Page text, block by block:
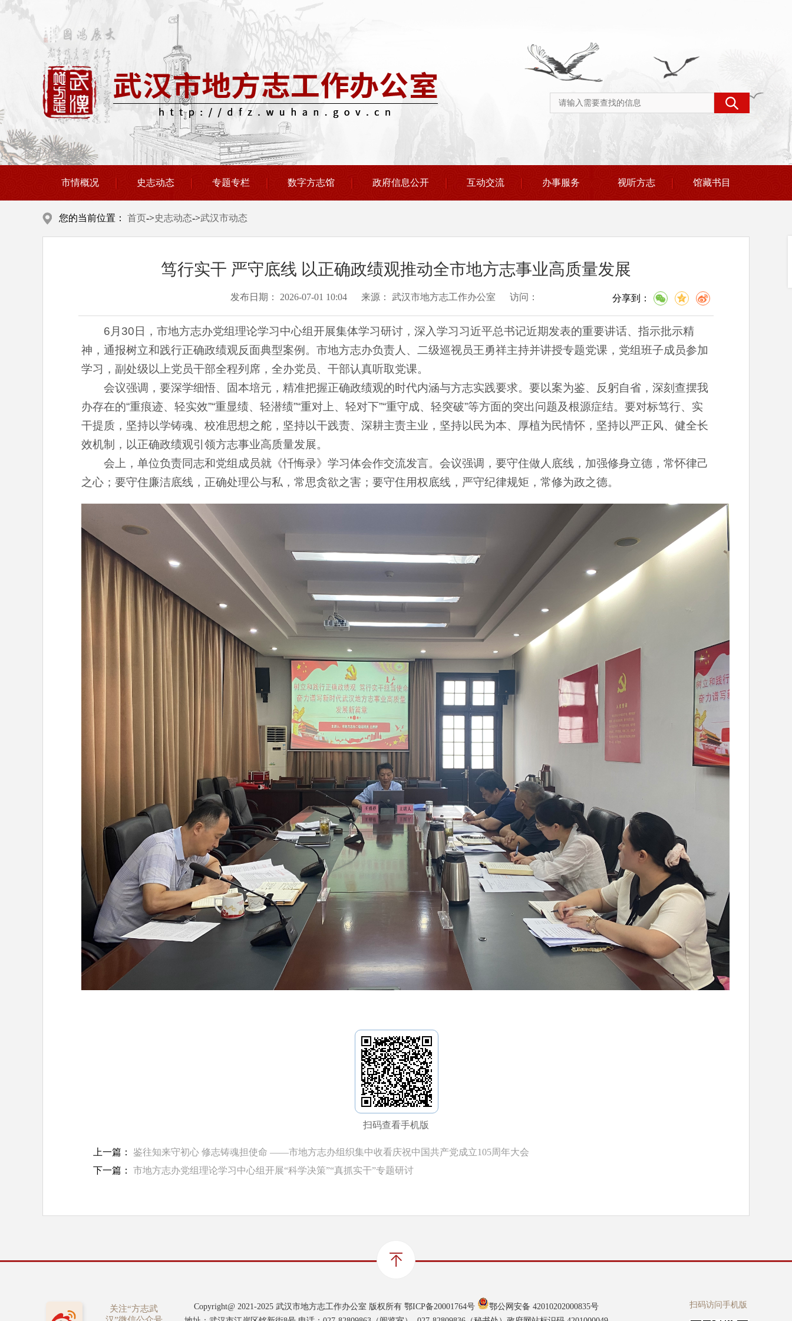
市情概况 史志动态 专题专栏 数字方志馆 政府信息公开 互动交流 办事服务 视听方志 馆藏书目
您的当前位置： 首页->史志动态->武汉市动态
笃行实干 严守底线 以正确政绩观推动全市地方志事业高质量发展
发布日期： 2026-07-01 10:04 来源： 武汉市地方志工作办公室 访问： 分享到：
6月30日，市地方志办党组理论学习中心组开展集体学习研讨，深入学习习近平总书记近期发表的重要讲话、指示批示精
神，通报树立和践行正确政绩观反面典型案例。市地方志办负责人、二级巡视员王勇祥主持并讲授专题党课，党组班子成员参加
学习，副处级以上党员干部全程列席，全办党员、干部认真听取党课。
会议强调，要深学细悟、固本培元，精准把握正确政绩观的时代内涵与方志实践要求。要以案为鉴、反躬自省，深刻查摆我
办存在的“重痕迹、轻实效”“重显绩、轻潜绩”“重对上、轻对下”“重守成、轻突破”等方面的突出问题及根源症结。要对标笃行、实
干提质，坚持以学铸魂、校准思想之舵，坚持以干践责、深耕主责主业，坚持以民为本、厚植为民情怀，坚持以严正风、健全长
效机制，以正确政绩观引领方志事业高质量发展。
会上，单位负责同志和党组成员就《忏悔录》学习体会作交流发言。会议强调，要守住做人底线，加强修身立德，常怀律己
之心；要守住廉洁底线，正确处理公与私，常思贪欲之害；要守住用权底线，严守纪律规矩，常修为政之德。
扫码查看手机版
上一篇： 鉴往知来守初心 修志铸魂担使命 ——市地方志办组织集中收看庆祝中国共产党成立105周年大会
下一篇： 市地方志办党组理论学习中心组开展“科学决策”“真抓实干”专题研讨
Copyright@ 2021-2025 武汉市地方志工作办公室 版权所有 鄂ICP备20001764号
鄂公网安备 42010202000835号
关注“方志武
扫码访问手机版